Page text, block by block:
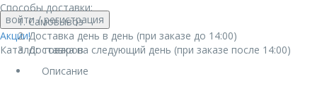
войти/ регистрация
Акции!
Каталог товаров
Способы доставки:
Самовывоз
Доставка день в день (при заказе до 14:00)
Доставка на следующий день (при заказе после 14:00)
Описание